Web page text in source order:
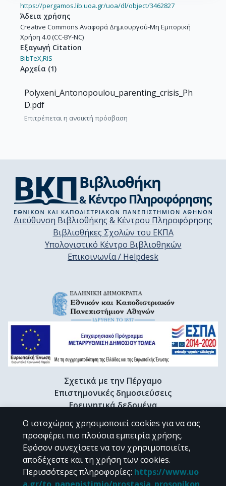
https://pergamos.lib.uoa.gr/uoa/dl/object/3462827
Άδεια χρήσης
Creative Commons Αναφορά Δημιουργού-Μη Εμπορική
Χρήση 4.0 (CC-BY-NC)
Εξαγωγή Citation
BibTeX,RIS
Αρχεία (1)
Polyxeni_Antonopoulou_parenting_crisis_Ph
D.pdf
Επιτρέπεται η ανοικτή πρόσβαση
Διεύθυνση Βιβλιοθήκης & Κέντρου Πληροφόρησης
Βιβλιοθήκες Σχολών του ΕΚΠΑ
Υπολογιστικό Κέντρο Βιβλιοθηκών
Επικοινωνία / Helpdesk
Σχετικά με την Πέργαμο
Επιστημονικές δημοσιεύσεις
Ερευνητικά δεδομένα
Διδακτορικές διατριβές & Γκρίζα βιβλιογραφία
Προφίλ Ερευνητή
CC BY-NC 4.0
Ο ιστοχώρος χρησιμοποιεί cookies για να σας
προσφέρει πιο πλούσια εμπειρία χρήσης.
Εφόσον συνεχίσετε να τον χρησιμοποιείτε,
αποδέχεστε και τη χρήση των cookies.
Περισσότερες πληροφορίες: https://www.uo